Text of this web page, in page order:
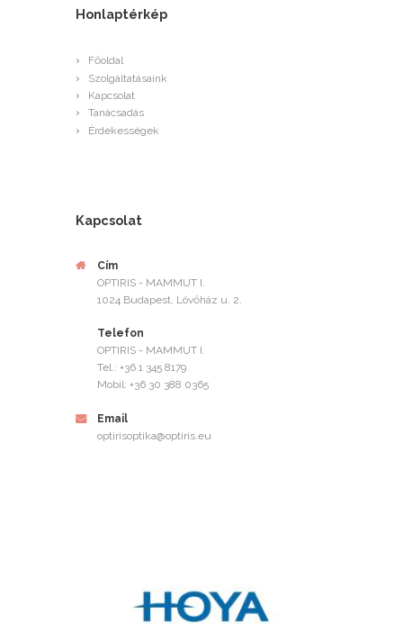
Honlaptérkép
Főoldal
Szolgáltatásaink
Kapcsolat
Tanácsadás
Érdekességek
Kapcsolat
Cím
OPTIRIS - MAMMUT I.
1024 Budapest, Lövőház u. 2.
Telefon
OPTIRIS - MAMMUT I.
Tel.: +36 1 345 8179
Mobil: +36 30 388 0365
Email
optirisoptika@optiris.eu